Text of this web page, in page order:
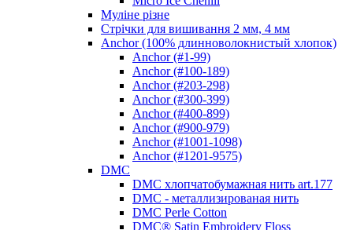
Муліне різне
Стрічки для вишивання 2 мм, 4 мм
Anchor (100% длинноволокнистый хлопок)
Anchor (#1-99)
Anchor (#100-189)
Anchor (#203-298)
Anchor (#300-399)
Anchor (#400-899)
Anchor (#900-979)
Anchor (#1001-1098)
Anchor (#1201-9575)
DMC
DMC хлопчатобумажная нить art.177
DMC - металлизированая нить
DMC Perle Cotton
DMC® Satin Embroidery Floss